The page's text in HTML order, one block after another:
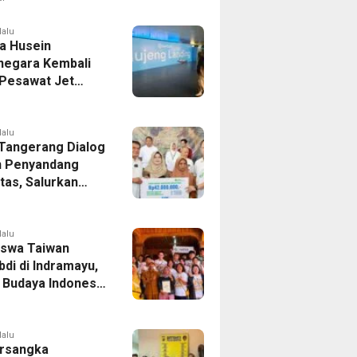
Husein
Kembali
Jet
Agustus 2026,
Denpasar
Dialog
Penyandang
Salurkan
dan Tampung
Taiwan
di Indramayu,
Indonesia
Pekerja